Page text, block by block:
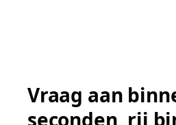
Vraag aan
seconden, rij